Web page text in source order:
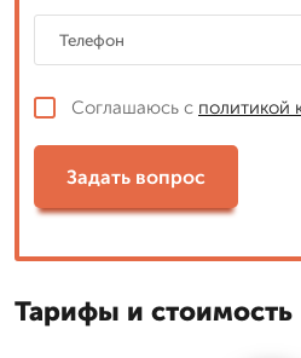
Соглашаюсь с политикой
Задать вопрос
Тарифы и стоимость